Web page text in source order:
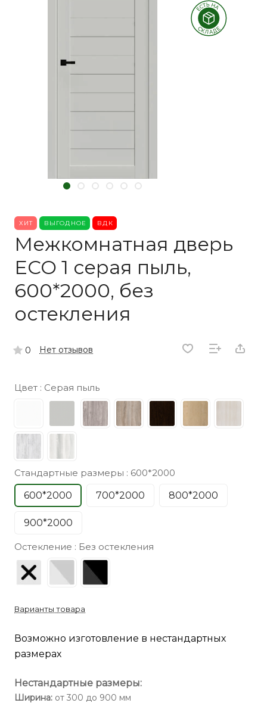
ХИТ ВЫГОДНОЕ ВДК
Межкомнатная дверь
ECO 1 серая пыль,
600*2000, без
остекления
0 Нет отзывов
Цвет : Серая пыль
Стандартные размеры : 600*2000
600*2000
700*2000 800*2000
900*2000
Остекление : Без остекления
Варианты товара
Возможно изготовление в нестандартных
размерах
Нестандартные размеры:
Ширина: от 300 до 900 мм